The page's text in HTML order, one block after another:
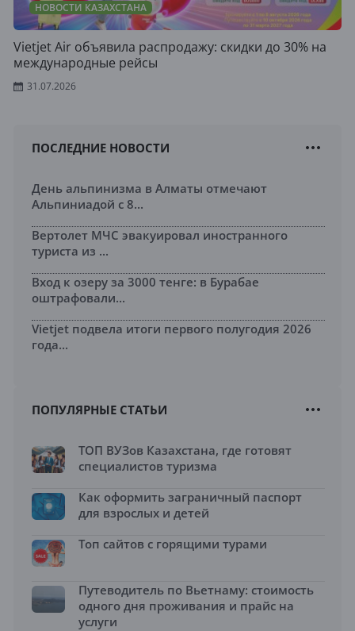
НОВОСТИ КАЗАХСТАНА
Vietjet Air объявила распродажу: скидки до 30% на
международные рейсы
31.07.2026
ПОСЛЕДНИЕ НОВОСТИ
День альпинизма в Алматы отмечают
Альпиниадой с 8...
Вертолет МЧС эвакуировал иностранного
туриста из ...
Вход к озеру за 3000 тенге: в Бурабае
оштрафовали...
Vietjet подвела итоги первого полугодия 2026
года...
ПОПУЛЯРНЫЕ СТАТЬИ
ТОП ВУЗов Казахстана, где готовят
специалистов туризма
Как оформить заграничный паспорт
для взрослых и детей
Топ сайтов с горящими турами
Путеводитель по Вьетнаму: стоимость
одного дня проживания и прайс на
услуги